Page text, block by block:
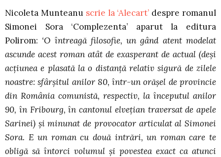
Nicoleta Munteanu scrie la ‘Alecart’ despre romanul
Simonei Sora ‘Complezenta’ aparut la editura
Polirom: ‘O întreagă filosofie, un gând atent modelat
ascunde acest roman atât de exasperant de actual (deși
acțiunea e plasată la o distanță relativ sigură de zilele
noastre: sfârșitul anilor 80, într-un orășel de provincie
din România comunistă, respectiv, la începutul anilor
90, în Fribourg, în cantonul elvețian traversat de apele
Sarinei) și minunat de provocator articulat al Simonei
Sora. E un roman cu două intrări, un roman care te
obligă să întorci volumul și povestea exact ca atunci